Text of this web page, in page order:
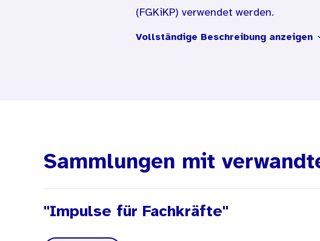
(FGKiKP) verwendet werden.
- Zum Weiterlesen
Methodisch aufbereitet Textauszüge
Vollständige Beschreibung anzeigen
Sammlungen mit
"Impulse für Fachkräfte"